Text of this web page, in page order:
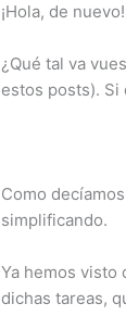
¡Hola, de
¿Qué tal va
estos posts).
Como
simplificando.
Ya hemos visto
dichas tareas,